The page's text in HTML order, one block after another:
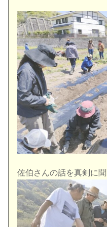
佐伯さんの話を真剣に聞